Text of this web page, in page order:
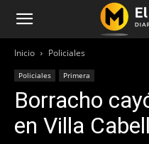
Inicio Policiales
Policiales Primera
Borracho
en Villa